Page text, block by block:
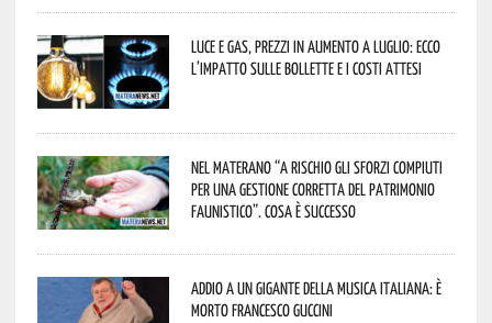
Luce e gas, prezzi in aumento a luglio: ecco
l’impatto sulle bollette e i costi attesi
Nel materano “a rischio gli sforzi compiuti
per una gestione corretta del patrimonio
faunistico”. Cosa è successo
Addio a un gigante della musica italiana: è
morto Francesco Guccini